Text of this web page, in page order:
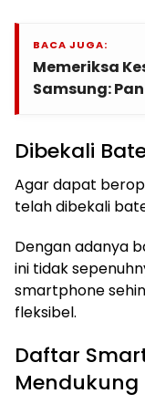
BACA JUGA:
Memeriksa
Samsung:
Dibekali
Agar dapat
telah dibekali
Dengan adanya
ini tidak
smartphone
fleksibel.
Daftar
Mendukung